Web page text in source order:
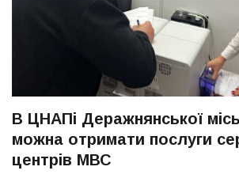
В ЦНАПі Деражнянської
можна отримати послуги
центрів МВС